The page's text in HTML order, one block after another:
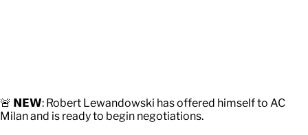
🚨 𝗡𝗘𝗪: Robert Lewandowski has offered himself to AC
Milan and is ready to begin negotiations.